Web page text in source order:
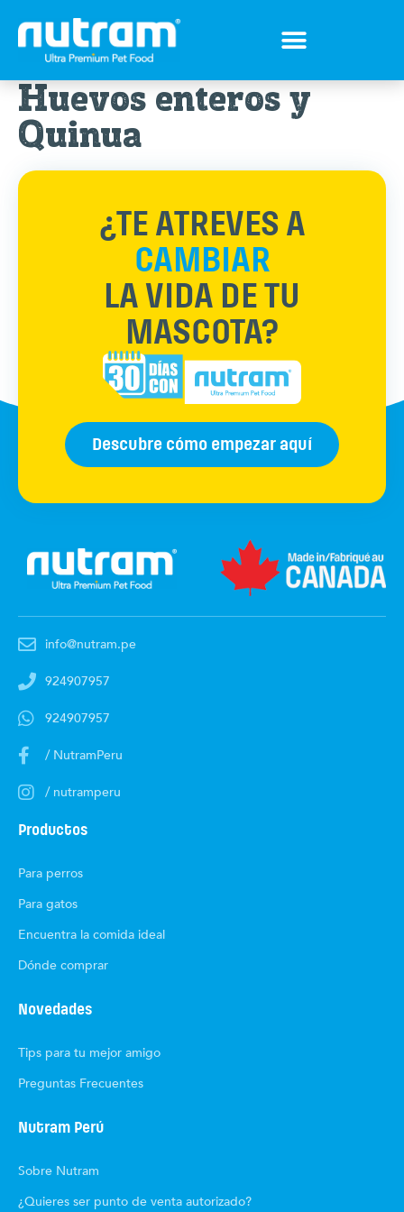
Huevos enteros y
Quinua
¿TE ATREVES A
CAMBIAR
LA VIDA DE TU
MASCOTA?
Descubre cómo empezar aquí
info@nutram.pe
924907957
924907957
/ NutramPeru
/ nutramperu
Productos
Para perros
Para gatos
Encuentra la comida ideal
Dónde comprar
Novedades
Tips para tu mejor amigo
Preguntas Frecuentes
Nutram Perú
Sobre Nutram
¿Quieres ser punto de venta autorizado?